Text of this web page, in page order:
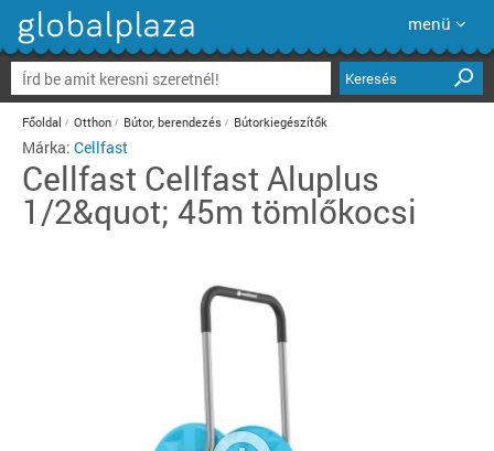
menü
Keresés
Főoldal Otthon Bútor, berendezés Bútorkiegészítők
Márka: Cellfast
Cellfast Cellfast Aluplus
1/2&quot; 45m tömlőkocsi